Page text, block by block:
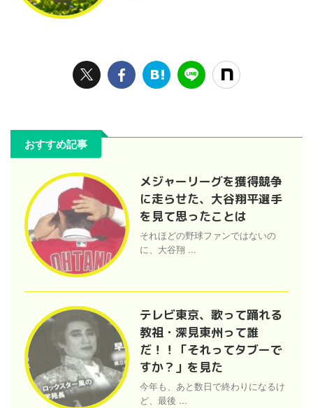
おすすめ記事
メジャーリーグを獲得競争
に走らせた、大谷翔平選手
を見て思ったことは
それほどの野球ファンではないの
に、大谷翔 ...
テレビ東京、歌って踊れる
教祖・深見東州って誰
だ！！「それってタブーで
すか？」を見た
今年も、あと数日で終わりになるけ
ど、最後 ...